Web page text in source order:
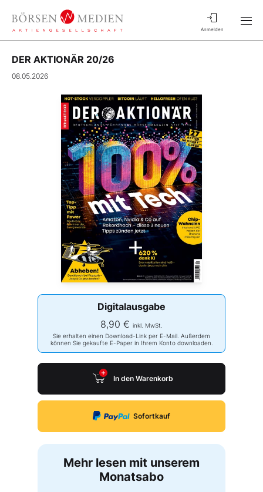
Anmelden
DER AKTIONÄR 20/26
08.05.2026
Digitalausgabe
8,90 € inkl. MwSt.
Sie erhalten einen Download-Link per E-Mail. Außerdem
können Sie gekaufte E-Paper in Ihrem Konto downloaden.
In den Warenkorb
Sofortkauf
Mehr lesen mit unserem
Monatsabo